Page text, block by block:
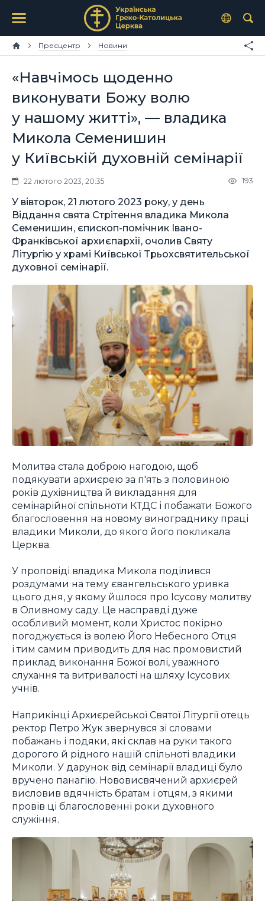
Пресцентр Новини
«Навчімось щоденно
виконувати Божу волю
у нашому житті», — владика
Микола Семенишин
у Київській духовній семінарії
22 лютого 2023, 20:35 193
У вівторок, 21 лютого 2023 року, у день
Віддання свята Стрітення владика Микола
Семенишин, єпископ-помічник Івано-
Франківської архиєпархії, очолив Святу
Літургію у храмі Київської Трьохсвятительської
духовної семінарії.
Молитва стала доброю нагодою, щоб
подякувати архиєрею за п'ять з половиною
років духівництва й викладання для
семінарійної спільноти КТДС і побажати Божого
благословення на новому винограднику праці
владики Миколи, до якого його покликала
Церква.
У проповіді владика Микола поділився
роздумами на тему євангельського уривка
цього дня, у якому йшлося про Ісусову молитву
в Оливному саду. Це насправді дуже
особливий момент, коли Христос покірно
погоджується із волею Його Небесного Отця
і тим самим приводить для нас промовистий
приклад виконання Божої волі, уважного
слухання та витривалості на шляху Ісусових
учнів.
Наприкінці Архиєрейської Святої Літургії отець
ректор Петро Жук звернувся зі словами
побажань і подяки, які склав на руки такого
дорогого й рідного нашій спільноті владики
Миколи. У дарунок від семінарії владиці було
вручено панагію. Нововисвячений архиєрей
висловив вдячність братам і отцям, з якими
провів ці благословенні роки духовного
служіння.